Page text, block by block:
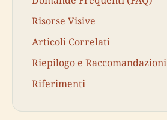
Risorse Visive
Articoli Correlati
Riepilogo e Raccomandazioni
Riferimenti